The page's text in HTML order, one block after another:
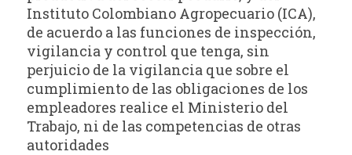
Instituto Colombiano Agropecuario (ICA),
de acuerdo a las funciones de inspección,
vigilancia y control que tenga, sin
perjuicio de la vigilancia que sobre el
cumplimiento de las obligaciones de los
empleadores realice el Ministerio del
Trabajo, ni de las competencias de otras
autoridades